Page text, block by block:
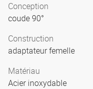
Conception
coude 90°
Construction
adaptateur femelle
Matériau
Acier inoxydable